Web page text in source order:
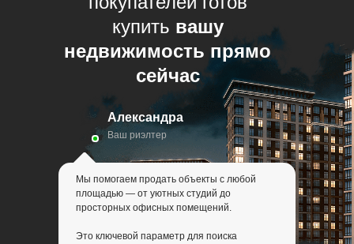
купить вашу
недвижимость прямо
сейчас
Александра
Ваш риэлтер
Мы помогаем продать объекты с любой
площадью — от уютных студий до
просторных офисных помещений.
Это ключевой параметр для поиска